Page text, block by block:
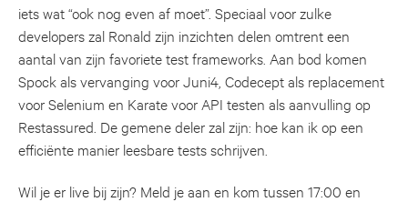
iets wat “ook nog even af moet”. Speciaal voor zulke
developers zal Ronald zijn inzichten delen omtrent een
aantal van zijn favoriete test frameworks. Aan bod komen
Spock als vervanging voor Juni4, Codecept als replacement
voor Selenium en Karate voor API testen als aanvulling op
Restassured. De gemene deler zal zijn: hoe kan ik op een
efficiënte manier leesbare tests schrijven.
Wil je er live bij zijn? Meld je aan en kom tussen 17:00 en